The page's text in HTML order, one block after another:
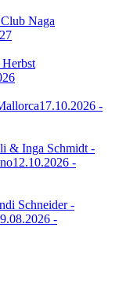
Naga
17.10.2026 -
& Inga Schmidt -
12.10.2026 -
Schneider -
-